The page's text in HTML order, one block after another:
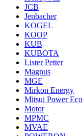
JCB
Jenbacher
KOGEL
KOOP
KUB
KUBOTA
Lister Petter
Magnus
MGE
Mirkon Energy
Mitsui Power Eco
Motor
MPMC
MVAE